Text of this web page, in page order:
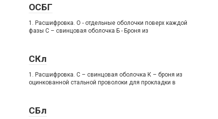
ОСБГ
1. Расшифровка. О - отдельные оболочки поверх каждой
фазы C – свинцовая оболочка Б - Броня из
СКл
1. Расшифровка. C – свинцовая оболочка К – броня из
оцинкованной стальной проволоки для прокладки в
СБл